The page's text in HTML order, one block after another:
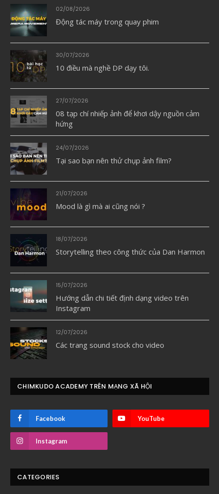
02/08/2026
Động tác máy trong quay phim
30/07/2026
10 điều mà nghề DP dạy tôi.
27/07/2026
08 tạp chí nhiếp ảnh để khơi dậy nguồn cảm
hứng
24/07/2026
Tại sao bạn nên thử chụp ảnh film?
21/07/2026
Mood là gì mà ai cũng nói ?
18/07/2026
Storytelling theo công thức của Dan Harmon
15/07/2026
Hướng dẫn chi tiết định dạng video trên
Instagram
12/07/2026
Các trang sound stock cho video
CHIMKUDO ACADEMY TRÊN MẠNG XÃ HỘI
Facebook YouTube
Instagram
CATEGORIES